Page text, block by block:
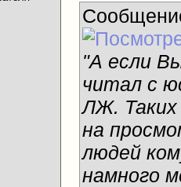
"А если
читал с
ЛЖ. Таких
на
людей
намного